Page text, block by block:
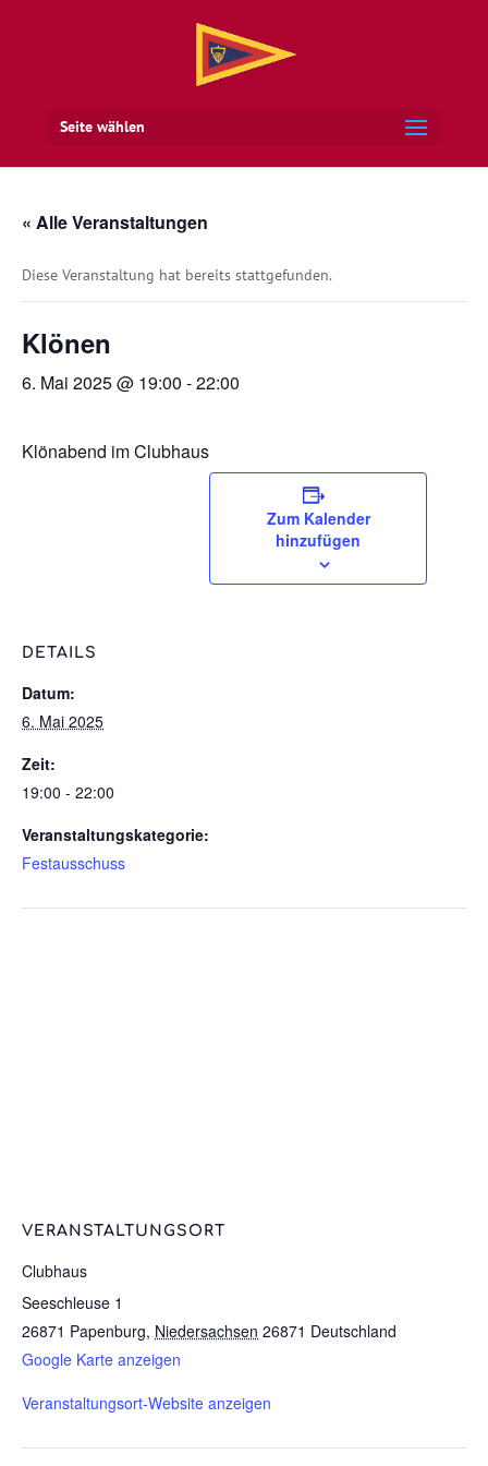
Seite wählen
« Alle Veranstaltungen
Diese Veranstaltung hat bereits stattgefunden.
Klönen
6. Mai 2025 @ 19:00 -22:00
Klönabend im Clubhaus
Zum Kalender
hinzufügen
DETAILS
Datum:
6. Mai 2025
Zeit:
19:00 - 22:00
Veranstaltungskategorie:
Festausschuss
VERANSTALTUNGSORT
Clubhaus
Seeschleuse 1
26871 Papenburg, Niedersachsen 26871 Deutschland
Google Karte anzeigen
Veranstaltungsort-Website anzeigen